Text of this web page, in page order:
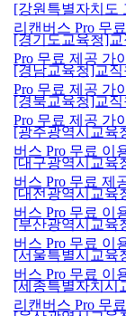
[강원특별자치도
리캔버스 Pro 무
[경기도교육청]
Pro 무료 제공 가
[경남교육청]교
Pro 무료 제공 가
[경북교육청]교
Pro 무료 제공 가
[광주광역시교육
버스 Pro 무료 이
[대구광역시교육
버스 Pro 무료 제
[대전광역시교육
버스 Pro 무료 이
[부산광역시교육
버스 Pro 무료 이
[서울특별시교육
버스 Pro 무료 이
[세종특별자치시
리캔버스 Pro 무